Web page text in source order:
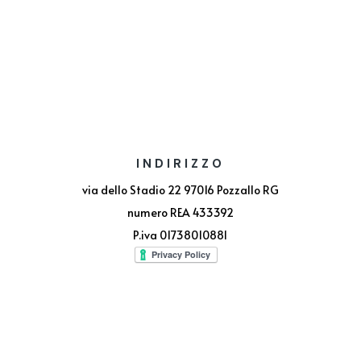
INDIRIZZO
via dello Stadio 22 97016 Pozzallo RG
numero REA 433392
P.iva 01738010881